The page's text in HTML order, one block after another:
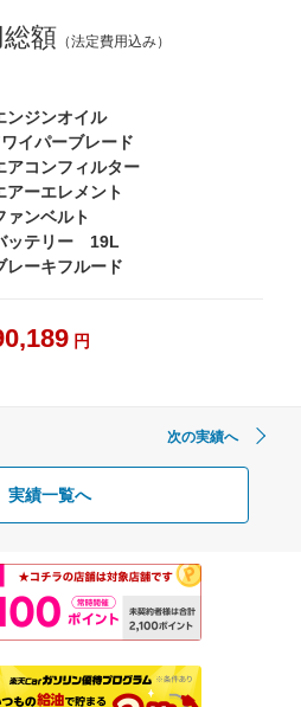
額 （法定費用込み）
ンジンオイル
イパーブレード
アコンフィルター
アーエレメント
ァンベルト
ッテリー 19L
レーキフルード
円
次の実績へ
実績一覧へ